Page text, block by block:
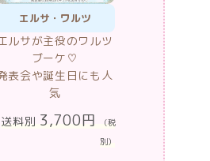
ルサが主役のワルツ
ブーケ♡
表会や誕生日にも人
気
3,700円